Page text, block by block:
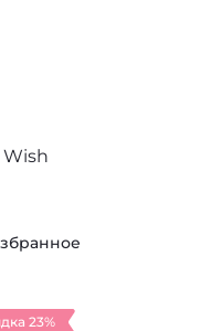
23%